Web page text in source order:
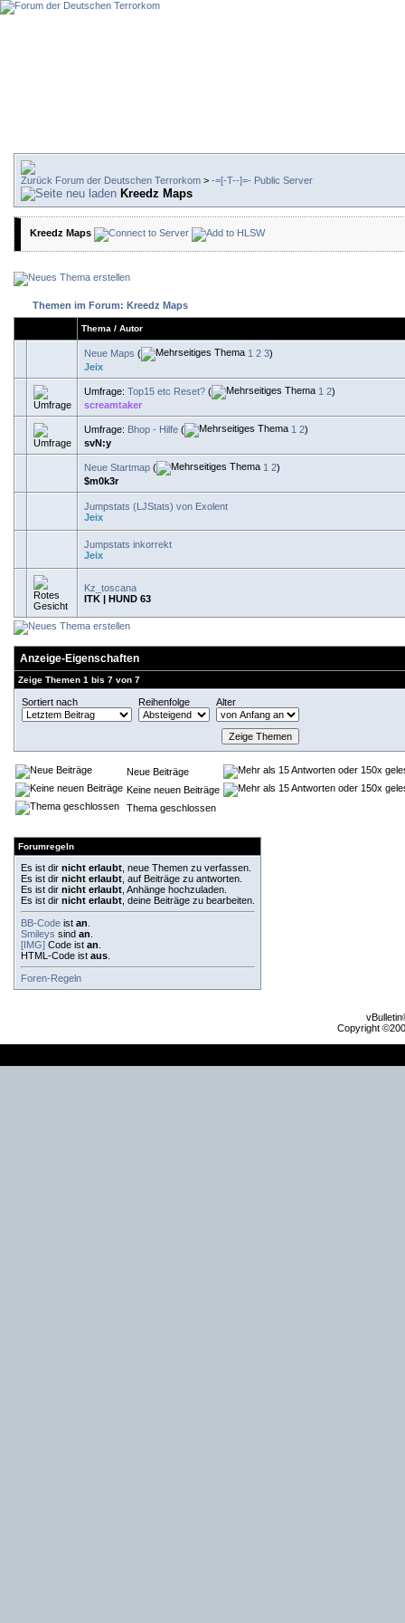
Forum der Deutschen Terrorkom > -=[-T--]=- Public Server
Kreedz Maps
Kreedz Maps
Themen im Forum: Kreedz Maps
Thema / Autor
Neue Maps ( 1 2 3)
Jeix
Umfrage: Top15 etc Reset? ( 1 2)
screamtaker
Umfrage: Bhop - Hilfe ( 1 2)
svN:y
Neue Startmap ( 1 2)
$m0k3r
Jumpstats (LJStats) von Exolent
Jeix
Jumpstats inkorrekt
Jeix
Kz_toscana
ITK | HUND 63
Anzeige-Eigenschaften
Zeige Themen 1 bis 7 von 7
Sortiert nach Reihenfolge Alter
Neue Beiträge
Keine neuen Beiträge
Thema geschlossen
Forumregeln
Es ist dir nicht erlaubt , neue Themen zu verfassen.
Es ist dir nicht erlaubt , auf Beiträge zu antworten.
Es ist dir nicht erlaubt , Anhänge hochzuladen.
Es ist dir nicht erlaubt , deine Beiträge zu bearbeiten.
BB-Code ist an
Smileys sind an
[IMG] Code ist an
HTML-Code ist aus
Foren-Regeln
Copyright